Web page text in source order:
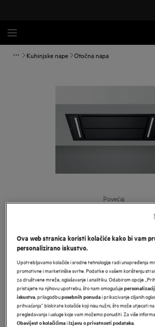
Kuhinjske nape Otočna napa
Povećaj
NDC7791SB
AEG 7000 Ceiling
širine 90 cm
Informacijski list proizvoda
Ova web stranica koristi kolačiće kako bi vam
personalizirano iskustvo.
Upotrebljavamo kolačiće i srodne tehnologije radi unapređenja
promotivne i marketinške svrhe. Podatke o vašem korištenju
za društvene mreže, oglašavanje i analitiku. Odabirom opcije
pristajete na njihovu upotrebu, što nam omogućuje
iskustva, prilagodbuposebnih ponudai prikazivanje ciljanih
prihvaćanja” blokirate kolačiće koji nisu nužni, što može utjecati
pregledavanja i usluge koje vam možemo ponuditi. Za više
Obavijest o kolačićimaiIzjavu o privatnosti podataka.